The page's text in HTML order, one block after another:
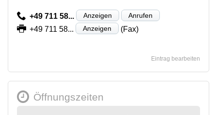
+49 711 58... Anzeigen Anrufen
+49 711 58... Anzeigen (Fax)
Eintrag bearbeiten
Öffnungszeiten